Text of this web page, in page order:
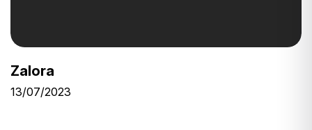
Zalora
13/07/2023